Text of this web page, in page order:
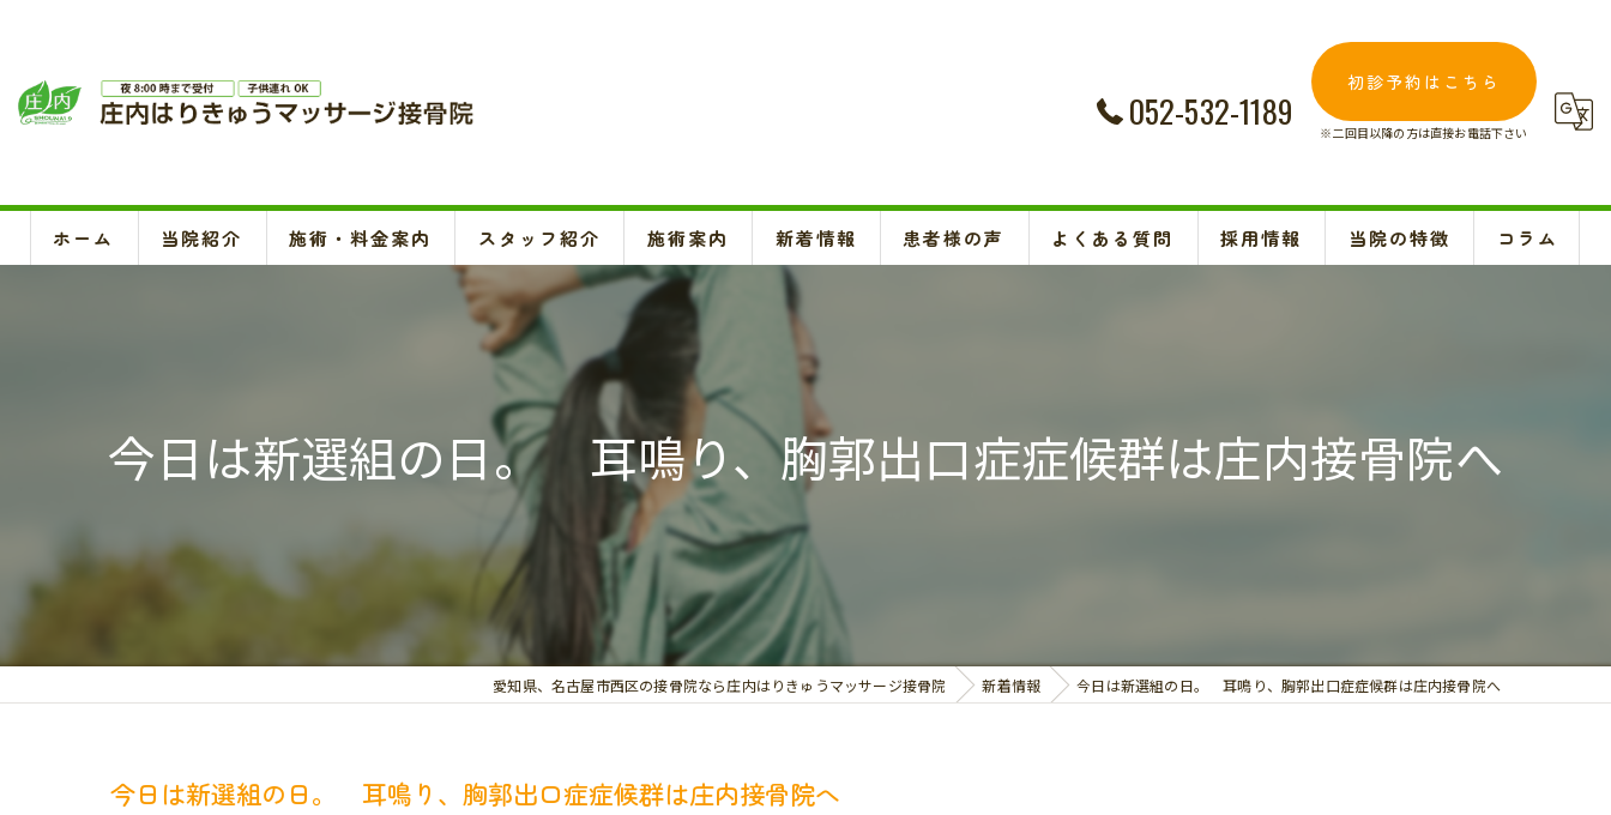
052-532-1189
初診予約はこちら
※二回目以降の方は直接お電話下さい
ホーム 当院紹介 施術・料金案内 スタッフ紹介 施術案内
頚椎、背骨、骨盤矯正、O脚矯正
ハイボルテージ・超音波治療、超短波治療
鍼灸(はり、きゅう)
悪阻・安産・逆子治療、不妊治療
交通事故治療
お悩み別の治療
新着情報 患者様の声 よくある質問 採用情報 当院の特徴
腰痛
コラム
今日は新選組の日。 耳鳴り、胸郭出口症症候群は庄内接骨院へ
愛知県、名古屋市西区の接骨院なら庄内はりきゅうマッサージ接骨院 新着情報 今日は新選組の日。 耳鳴り、胸郭出口症症候群は庄内接骨院へ
今日は新選組の日。 耳鳴り、胸郭出口症症候群は庄内接骨院へ